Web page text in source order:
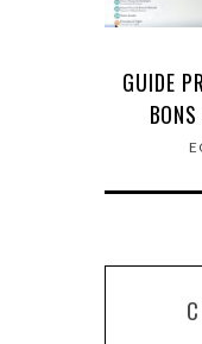
GUIDE